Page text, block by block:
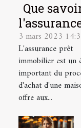
Que
3 mars 2023
L'assurance prêt
immobilier est un
important du
d'achat d'une
offre aux...